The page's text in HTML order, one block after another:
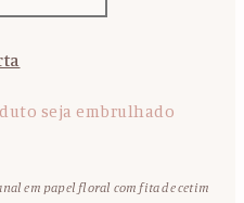
seja embrulhado
em papel floral com fita de cetim